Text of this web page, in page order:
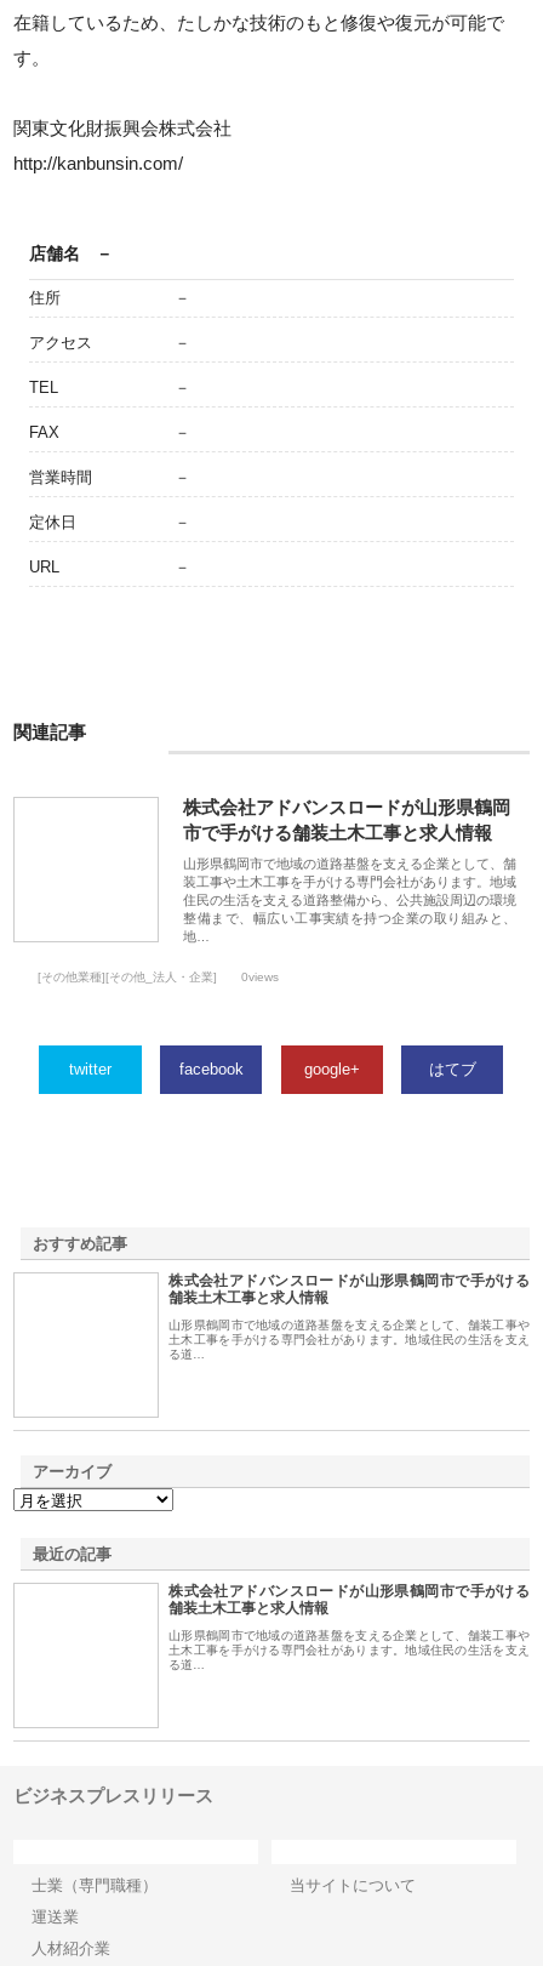
在籍しているため、たしかな技術のもと修復や復元が可能で
す。
関東文化財振興会株式会社
http://kanbunsin.com/
店舗名 －
住所 －
アクセス －
TEL －
FAX －
営業時間 －
定休日 －
URL －
関連記事
株式会社アドバンスロードが山形県鶴岡
市で手がける舗装土木工事と求人情報
山形県鶴岡市で地域の道路基盤を支える企業として、舗
装工事や土木工事を手がける専門会社があります。地域
住民の生活を支える道路整備から、公共施設周辺の環境
整備まで、幅広い工事実績を持つ企業の取り組みと、
地…
[その他業種][その他_法人・企業] 0views
twitter facebook google+ はてブ
おすすめ記事
株式会社アドバンスロードが山形県鶴岡市で手がける
舗装土木工事と求人情報
山形県鶴岡市で地域の道路基盤を支える企業として、舗装工事や
土木工事を手がける専門会社があります。地域住民の生活を支え
る道…
アーカイブ
最近の記事
株式会社アドバンスロードが山形県鶴岡市で手がける
舗装土木工事と求人情報
山形県鶴岡市で地域の道路基盤を支える企業として、舗装工事や
土木工事を手がける専門会社があります。地域住民の生活を支え
る道…
ビジネスプレスリリース
士業（専門職種）
運送業
人材紹介業
当サイトについて